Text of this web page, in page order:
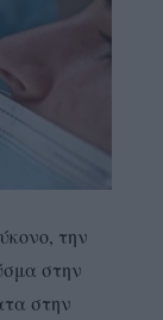
την
στην
στην